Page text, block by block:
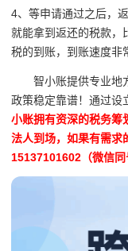
4、等申请通过之后，
就能拿到返还的税款，
税的到账，到账速度非
智小账提供专业地方
政策稳定靠谱！通过设
小账拥有资深的税务筹
法人到场，如果有需求
15137101602（微信同